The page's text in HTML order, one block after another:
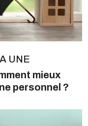
UNE
mieux
personnel ?